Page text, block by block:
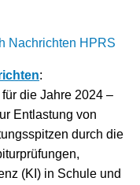
Nachrichten HPRS
:
die Jahre 2024 –
Entlastung von
durch die
(KI) in Schule und